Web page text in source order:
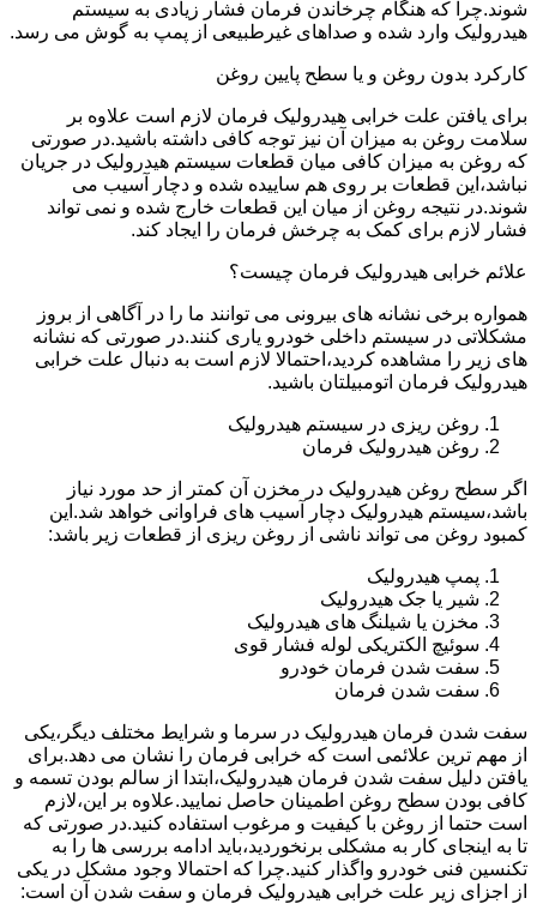
شوند.چرا که هنگام چرخاندن فرمان فشار زیادی به سیستم
هیدرولیک وارد شده و صداهای غیرطبیعی از پمپ به گوش می رسد.
کارکرد بدون روغن و یا سطح پایین روغن
برای یافتن علت خرابی هیدرولیک فرمان لازم است علاوه بر
سلامت روغن به میزان آن نیز توجه کافی داشته باشید.در صورتی
که روغن به میزان کافی میان قطعات سیستم هیدرولیک در جریان
نباشد،این قطعات بر روی هم ساییده شده و دچار آسیب می
شوند.در نتیجه روغن از میان این قطعات خارج شده و نمی تواند
فشار لازم برای کمک به چرخش فرمان را ایجاد کند.
علائم خرابی هیدرولیک فرمان چیست؟
همواره برخی نشانه های بیرونی می توانند ما را در آگاهی از بروز
مشکلاتی در سیستم داخلی خودرو یاری کنند.در صورتی که نشانه
های زیر را مشاهده کردید،احتمالا لازم است به دنبال علت خرابی
هیدرولیک فرمان اتومبیلتان باشید.
روغن ریزی در سیستم هیدرولیک
روغن هیدرولیک فرمان
اگر سطح روغن هیدرولیک در مخزن آن کمتر از حد مورد نیاز
باشد،سیستم هیدرولیک دچار آسیب های فراوانی خواهد شد.این
کمبود روغن می تواند ناشی از روغن ریزی از قطعات زیر باشد:
پمپ هیدرولیک
شیر یا جک هیدرولیک
مخزن یا شیلنگ های هیدرولیک
سوئیچ الکتریکی لوله فشار قوی
سفت شدن فرمان خودرو
سفت شدن فرمان
سفت شدن فرمان هیدرولیک در سرما و شرایط مختلف دیگر،یکی
از مهم ترین علائمی است که خرابی فرمان را نشان می دهد.برای
یافتن دلیل سفت شدن فرمان هیدرولیک،ابتدا از سالم بودن تسمه و
کافی بودن سطح روغن اطمینان حاصل نمایید.علاوه بر این،لازم
است حتما از روغن با کیفیت و مرغوب استفاده کنید.در صورتی که
تا به اینجای کار به مشکلی برنخوردید،باید ادامه بررسی ها را به
تکنسین فنی خودرو واگذار کنید.چرا که احتمالا وجود مشکل در یکی
از اجزای زیر علت خرابی هیدرولیک فرمان و سفت شدن آن است: